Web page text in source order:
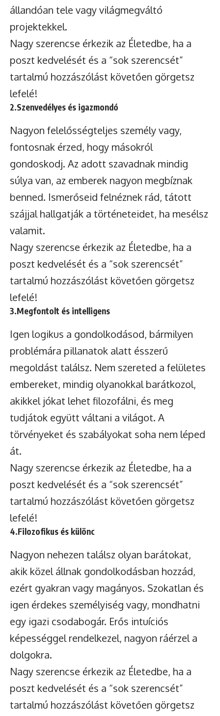
állandóan tele vagy világmegváltó
projektekkel.
Nagy szerencse érkezik az Életedbe, ha a
poszt kedvelését és a “sok szerencsét”
tartalmú hozzászólást követően görgetsz
lefelé!
2.Szenvedélyes és igazmondó
Nagyon felelősségteljes személy vagy,
fontosnak érzed, hogy másokról
gondoskodj. Az adott szavadnak mindig
súlya van, az emberek nagyon megbíznak
benned. Ismerőseid felnéznek rád, tátott
szájjal hallgatják a történeteidet, ha mesélsz
valamit.
Nagy szerencse érkezik az Életedbe, ha a
poszt kedvelését és a “sok szerencsét”
tartalmú hozzászólást követően görgetsz
lefelé!
3.Megfontolt és intelligens
Igen logikus a gondolkodásod, bármilyen
problémára pillanatok alatt ésszerű
megoldást találsz. Nem szereted a felületes
embereket, mindig olyanokkal barátkozol,
akikkel jókat lehet filozofálni, és meg
tudjátok együtt váltani a világot. A
törvényeket és szabályokat soha nem léped
át.
Nagy szerencse érkezik az Életedbe, ha a
poszt kedvelését és a “sok szerencsét”
tartalmú hozzászólást követően görgetsz
lefelé!
4.Filozofikus és különc
Nagyon nehezen találsz olyan barátokat,
akik közel állnak gondolkodásban hozzád,
ezért gyakran vagy magányos. Szokatlan és
igen érdekes személyiség vagy, mondhatni
egy igazi csodabogár. Erős intuíciós
képességgel rendelkezel, nagyon ráérzel a
dolgokra.
Nagy szerencse érkezik az Életedbe, ha a
poszt kedvelését és a “sok szerencsét”
tartalmú hozzászólást követően görgetsz